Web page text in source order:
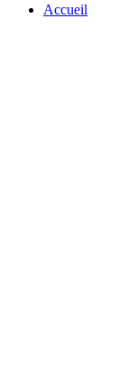
Accueil